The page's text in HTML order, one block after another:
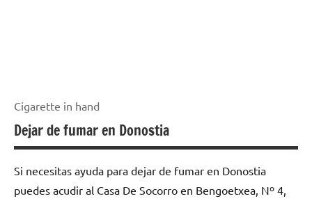
Cigarette in hand
Dejar de fumar en Donostia
Si necesitas ayuda para dejar de fumar en Donostia
puedes acudir al Casa De Socorro en Bengoetxea, Nº 4,